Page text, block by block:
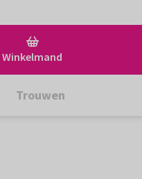
Winkelmand
Trouwen